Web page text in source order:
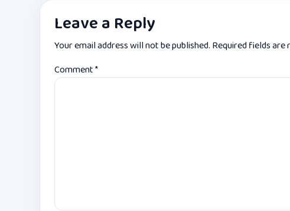
Leave a Reply
Your email address will not be published. Required fields are
Comment*